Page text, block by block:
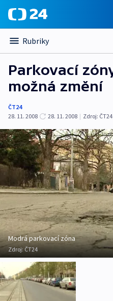
Rubriky
Parkovací
možná změní
ČT24
28. 11. 2008
28. 11. 2008 | Zdroj: ČT24
Modrá parkovací zóna
Zdroj:ČT24